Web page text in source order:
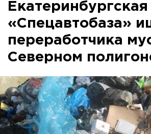
Екатеринбургская
«Спецавтобаза»
переработчика
Северном